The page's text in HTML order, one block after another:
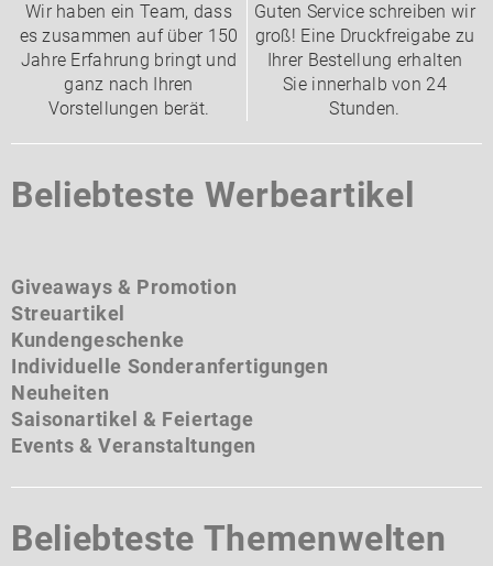
Wir haben ein Team, dass
es zusammen auf über 150
Jahre Erfahrung bringt und
ganz nach Ihren
Vorstellungen berät.
Guten Service schreiben wir
groß! Eine Druckfreigabe zu
Ihrer Bestellung erhalten
Sie innerhalb von 24
Stunden.
Beliebteste Werbeartikel
Giveaways & Promotion
Streuartikel
Kundengeschenke
Individuelle Sonderanfertigungen
Neuheiten
Saisonartikel & Feiertage
Events & Veranstaltungen
Beliebteste Themenwelten